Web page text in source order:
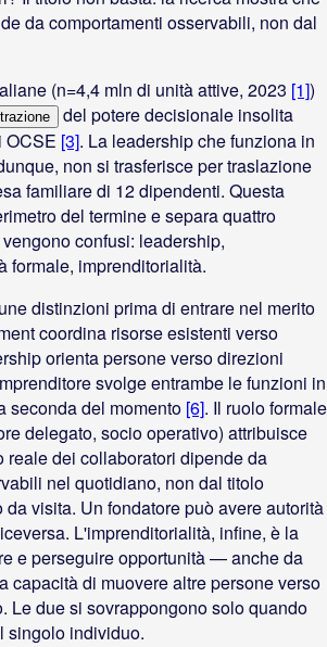
da comportamenti osservabili, non dal
(n=4,4 mln di unità attive, 2023 [1])
del potere decisionale insolita
OCSE [3]. La leadership che funziona in
non si trasferisce per traslazione
familiare di 12 dipendenti. Questa
del termine e separa quattro
confusi: leadership,
formale, imprenditorialità.
distinzioni prima di entrare nel merito
coordina risorse esistenti verso
orienta persone verso direzioni
svolge entrambe le funzioni in
seconda del momento [6]. Il ruolo formale
delegato, socio operativo) attribuisce
reale dei collaboratori dipende da
nel quotidiano, non dal titolo
visita. Un fondatore può avere autorità
L'imprenditorialità, infine, è la
e perseguire opportunità — anche da
capacità di muovere altre persone verso
Le due si sovrappongono solo quando
singolo individuo.